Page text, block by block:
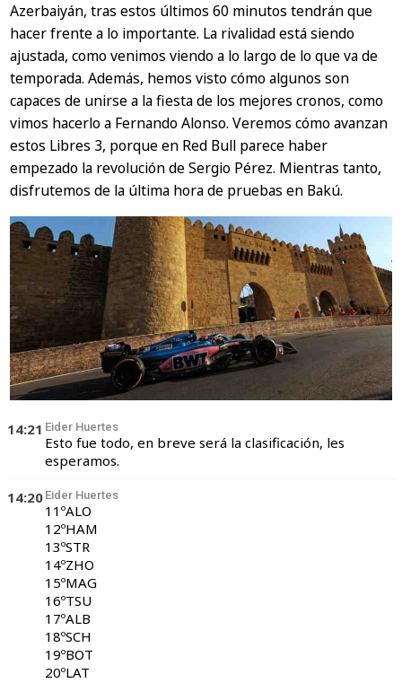
Azerbaiyán, tras estos últimos 60 minutos tendrán que
hacer frente a lo importante. La rivalidad está siendo
ajustada, como venimos viendo a lo largo de lo que va de
temporada. Además, hemos visto cómo algunos son
capaces de unirse a la fiesta de los mejores cronos, como
vimos hacerlo a Fernando Alonso. Veremos cómo avanzan
estos Libres 3, porque en Red Bull parece haber
empezado la revolución de Sergio Pérez. Mientras tanto,
disfrutemos de la última hora de pruebas en Bakú.
14:21 Eider Huertes
Esto fue todo, en breve será la clasificación, les
esperamos.
14:20 Eider Huertes
11ºALO
12ºHAM
13ºSTR
14ºZHO
15ºMAG
16ºTSU
17ºALB
18ºSCH
19ºBOT
20ºLAT